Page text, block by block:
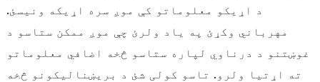
د اړیکو معلوماتو کې موږ سره اړیکه ونیسئ.
مهرباني وکړئ په یاد ولرئ چې موږ ممکن ستاسو د
غوښتنو د درناوي لپاره ستاسو څخه اضافي معلوماتو
ته اړتیا ولرو. تاسو کولی شئ د بریښنالیکونو څخه